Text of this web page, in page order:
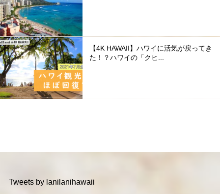
【4K HAWAII】ハワイに活気が戻ってき
た！？ハワイの「クヒ...
Tweets by lanilanihawaii